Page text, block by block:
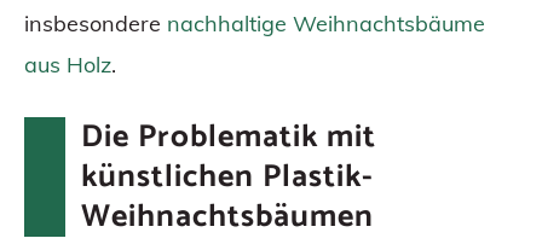
insbesondere nachhaltige Weihnachtsbäume
aus Holz.
Die Problematik mit
künstlichen Plastik-
Weihnachtsbäumen